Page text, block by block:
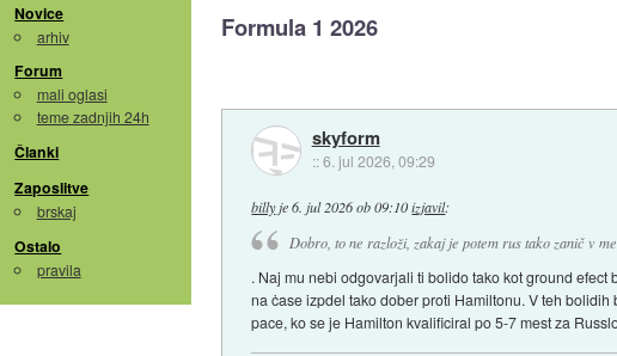
Novice
arhiv
Forum
mali oglasi
teme zadnjih 24h
Članki
Zaposlitve
brskaj
Ostalo
pravila
Formula 1 2026
skyform
::6. jul 2026, 09:29
billyje6. jul 2026 ob 09:10 izjavil:
Dobro, to ne razloži, zakaj je potem rus tako zanič v
. Naj mu nebi odgovarjali ti bolido tako kot ground
na ċase izpdel tako dober proti Hamiltonu. V teh
pace, ko se je Hamilton kvalificiral po 5-7 mest za